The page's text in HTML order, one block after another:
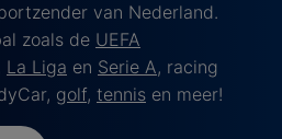
van Nederland.
zoals de UEFA
La Liga en Serie A, racing
golf, tennis en meer!